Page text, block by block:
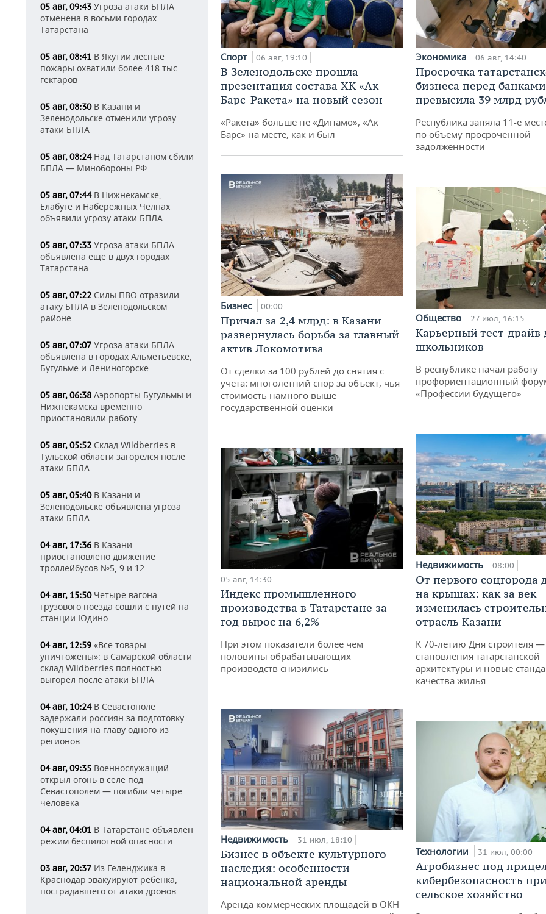
05 авг, 09:43 Угроза атаки БПЛА
отменена в восьми городах
Татарстана
05 авг, 08:41 В Якутии лесные
пожары охватили более 418 тыс.
гектаров
05 авг, 08:30В Казани и
Зеленодольске отменили угрозу
атаки БПЛА
05 авг, 08:24Над Татарстаном сбили
БПЛА — Минобороны РФ
05 авг, 07:44В Нижнекамске,
Елабуге и Набережных Челнах
объявили угрозу атаки БПЛА
05 авг, 07:33 Угроза атаки БПЛА
объявлена еще в двух городах
Татарстана
05 авг, 07:22 Силы ПВО отразили
атаку БПЛА в Зеленодольском
районе
05 авг, 07:07 Угроза атаки БПЛА
объявлена в городах Альметьевске,
Бугульме и Лениногорске
05 авг, 06:38 Аэропорты Бугульмы и
Нижнекамска временно
приостановили работу
05 авг, 05:52 Склад Wildberries в
Тульской области загорелся после
атаки БПЛА
05 авг, 05:40В Казани и
Зеленодольске объявлена угроза
атаки БПЛА
04 авг, 17:36 В Казани
приостановлено движение
троллейбусов №5, 9 и 12
04 авг, 15:50Четыре вагона
грузового поезда сошли с путей на
станции Юдино
04 авг, 12:59 «Все товары
уничтожены»: в Самарской области
склад Wildberries полностью
выгорел после атаки БПЛА
04 авг, 10:24В Севастополе
задержали россиян за подготовку
покушения на главу одного из
регионов
04 авг, 09:35 Военнослужащий
открыл огонь в селе под
Севастополем — погибли четыре
человека
04 авг, 04:01 В Татарстане объявлен
режим беспилотной опасности
03 авг, 20:37 Из Геленджика в
Краснодар эвакуируют ребенка,
пострадавшего от атаки дронов
Спорт 06 авг, 19:10
В Зеленодольске прошла
презентация состава ХК «Ак
Барс-Ракета» на новый сезон
«Ракета» больше не «Динамо», «Ак
Барс» на месте, как и был
Бизнес 00:00
Причал за 2,4 млрд: в Казани
развернулась борьба за главный
актив Локомотива
От сделки за 100 рублей до снятия с
учета: многолетний спор за объект, чья
стоимость намного выше
государственной оценки
05 авг, 14:30
Индекс промышленного
производства в Татарстане за
год вырос на 6,2%
При этом показатели более чем
половины обрабатывающих
производств снизились
Недвижимость 31 июл, 18:10
Бизнес в объекте культурного
наследия: особенности
национальной аренды
Аренда коммерческих площадей в ОКН
Экономика 06 авг, 14:40
Просрочка
бизнеса перед банками
превысила 39 млрд
Республика заняла 11-е
по объему просроченной
задолженности
Общество 27 июл, 16:15
Карьерный тест-драйв
школьников
В республике начал работу
профориентационный
«Профессии будущего»
Недвижимость 08:00
От первого соцгорода
на крышах: как за век
изменилась
отрасль Казани
К 70-летию Дня строителя
становления татарстанской
архитектуры и новые
качества жилья
Технологии 31 июл, 00:00
Агробизнес под
кибербезопасность
сельское хозяйство